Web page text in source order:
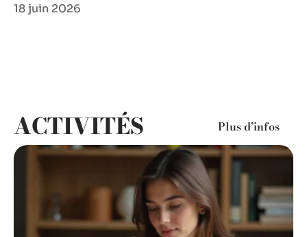
18 juin 2026
ACTIVITÉS Plus d’infos